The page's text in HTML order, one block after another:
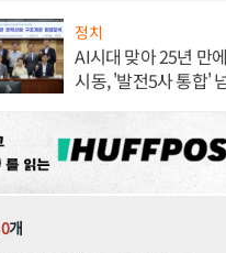
정치
AI시대 맞아 25년 만
시동, '발전5사 통합'
0개